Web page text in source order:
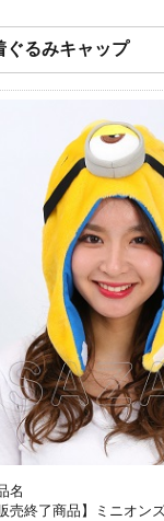
ぐるみキャップ
名
販売終了商品】ミニオン